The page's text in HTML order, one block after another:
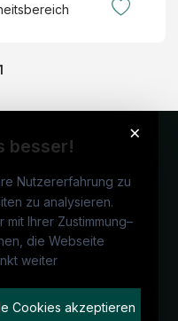
×
besser!
Nutzererfahrung zu
zu analysieren.
Ihrer Zustimmung–
die Webseite
weiter
Cookies akzeptieren